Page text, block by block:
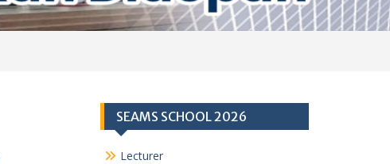
SEAMS SCHOOL 2026
Lecturer